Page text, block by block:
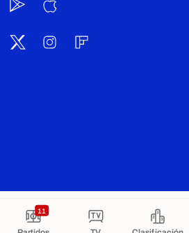
11